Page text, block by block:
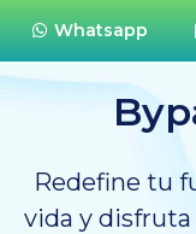
Whatsapp
Redefine tu
vida y disfruta